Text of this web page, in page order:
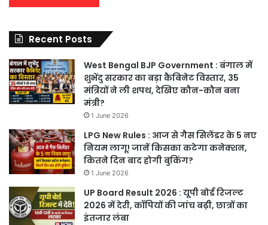
Recent Posts
West Bengal BJP Government : बंगाल में
शुभेंदु सरकार का बड़ा कैबिनेट विस्तार, 35
मंत्रियों ने ली शपथ, देखिए कौन-कौन बना
मंत्री?
1 June 2026
LPG New Rules : आज से गैस सिलेंडर के 5 नए
नियम लागू! जानें किसका कटेगा कनेक्शन,
कितने दिन बाद होगी बुकिंग?
1 June 2026
UP Board Result 2026 : यूपी बोर्ड रिजल्ट
2026 में देरी, कॉपियों की जांच बढ़ी, छात्रों का
इंतजार लंबा